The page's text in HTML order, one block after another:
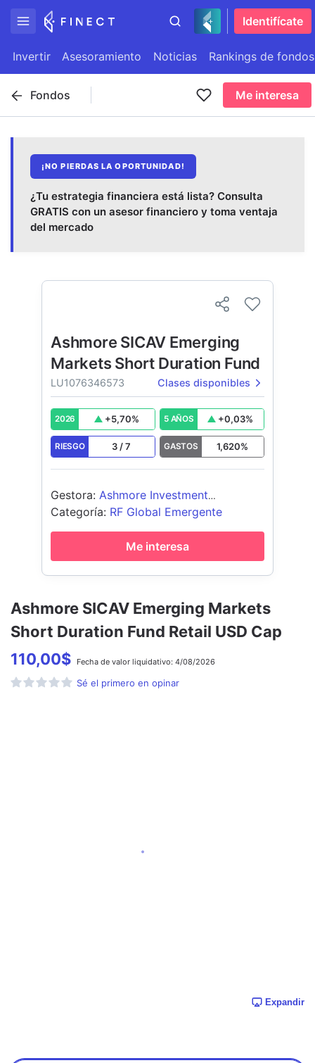
Identifícate
Invertir Asesoramiento Noticias Rankings de fondos
Fondos Me interesa
¡NO PIERDAS LA OPORTUNIDAD!
¿Tu estrategia financiera está lista? Consulta
GRATIS con un asesor financiero y toma ventaja
del mercado
Ashmore SICAV Emerging Markets
Short Duration Fund Retail USD Cap
110,00$ Fecha de valor liquidativo: 4/08/2026
Sé el primero en opinar
Expandir
Ashmore SICAV Emerging
Markets Short Duration Fund
LU1076346573 Clases disponibles
2026 +5,70% 5 AÑOS +0,03%
RIESGO 3 /7 GASTOS 1,620%
Gestora: Ashmore Investment
Management (Ireland) Limited
Categoría: RF Global Emergente
Me interesa